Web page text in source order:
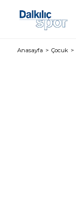
Anasayfa Çocuk